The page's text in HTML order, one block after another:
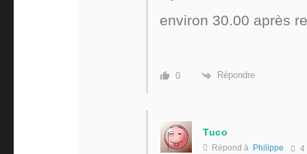
environ 30.00 après
0 Répondre
Tuco
Répond à Philippe 4